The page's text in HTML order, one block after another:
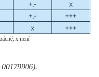
x není